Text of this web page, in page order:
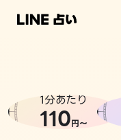
相談事例
1分あたり
110円〜